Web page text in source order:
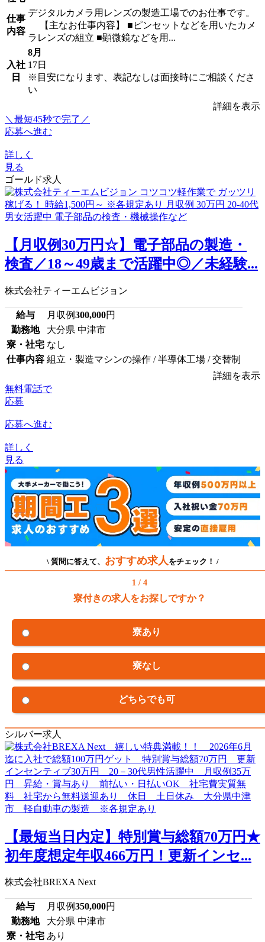
仕事
内容
デジタルカメラ用レンズの製造工場でのお仕事です。
【主なお仕事内容】 ■ピンセットなどを用いたカメ
ラレンズの組立 ■顕微鏡などを用...
入社
日
8月
17日
※目安になります、表記なしは面接時にご相談くださ
い
詳細を表示
＼最短45秒で完了／
応募へ進む
詳しく
見る
ゴールド求人
【月収例30万円☆】電子部品の製造・
検査／18～49歳まで活躍中◎／未経験...
株式会社ティーエムビジョン
給与 月収例300,000円
勤務地
大分県 中津市
寮・社宅 なし
仕事内容 組立・製造マシンの操作 / 半導体工場 / 交替制
詳細を表示
無料電話で
応募
応募へ進む
詳しく
見る
\ 質問に答えて、 おすすめ求人 をチェック！ /
1 / 4
寮付きの求人をお探しですか？
寮あり
寮なし
どちらでも可
シルバー求人
【最短当日内定】特別賞与総額70万円★
初年度想定年収466万円！更新インセ...
株式会社BREXA Next
給与 月収例350,000円
勤務地
大分県 中津市
寮・社宅 あり